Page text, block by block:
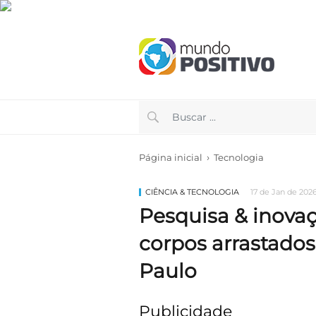
Página inicial › Tecnologia
CIÊNCIA & TECNOLOGIA 17 de Jan de
Pesquisa &
corpos
Paulo
Publicidade